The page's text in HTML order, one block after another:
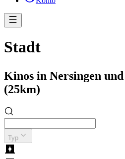
Stadt
Kinos in Nersingen
(25km)
Typ